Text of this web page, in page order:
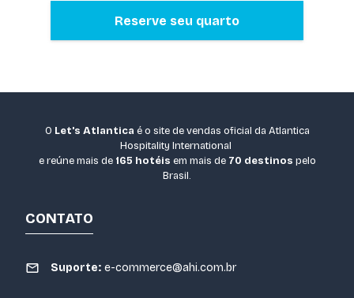
Reserve seu quarto
O Let's Atlantica é o site de vendas oficial da Atlantica
Hospitality International
e reúne mais de 165 hotéis em mais de 70 destinos pelo
Brasil.
CONTATO
Suporte: e-commerce@ahi.com.br